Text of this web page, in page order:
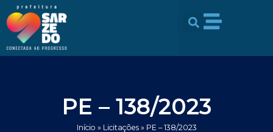
conteúdo
para
conteúdo
PE – 138/2023
Início » Licitações» PE – 138/2023